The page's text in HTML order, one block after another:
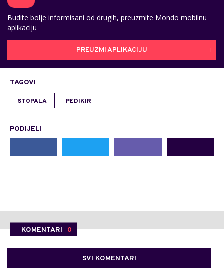
Budite bolje informisani od drugih, preuzmite Mondo mobilnu
aplikaciju
PREUZMI APLIKACIJU
TAGOVI
STOPALA PEDIKIR
PODIJELI
KOMENTARI 0
SVI KOMENTARI